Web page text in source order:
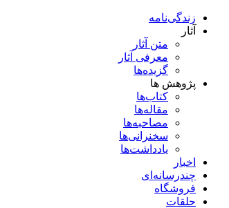
زندگی‌نامه
آثار
متن آثار
معرفی آثار
گزیده‌ها
پژوهش ها
کتاب‌ها
مقاله‌ها
مصاحبه‌ها
سخنرانی‌ها
یادداشت‌ها
اخبار
چندرسانه‌ای
فروشگاه
حلقات